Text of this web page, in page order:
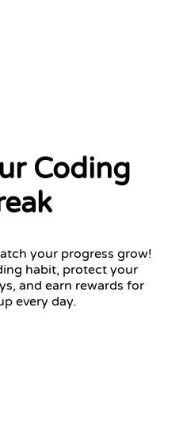
Coding
your progress grow!
habit, protect your
and earn rewards for
every day.